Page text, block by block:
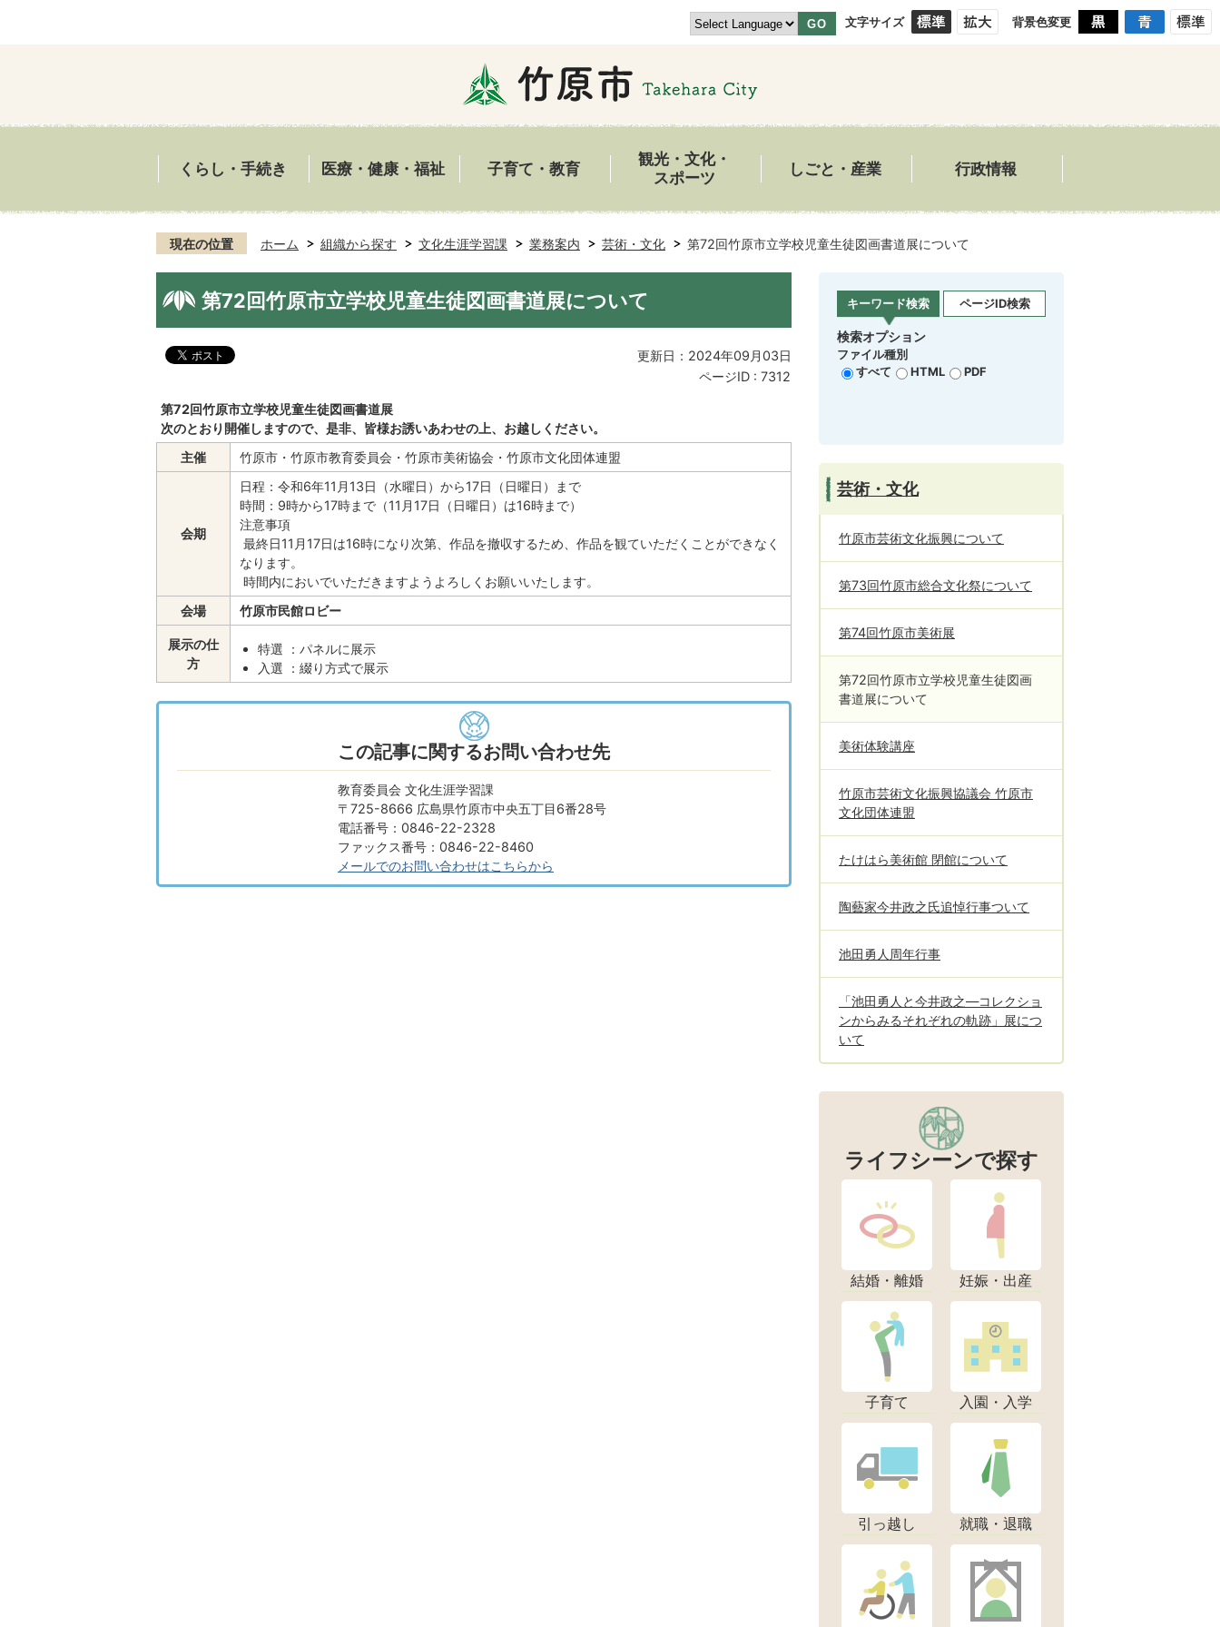
GO 文字サイズ 背景色変更
くらし・手続き 医療・健康・福祉 子育て・教育
観光・文化・
スポーツ
しごと・産業 行政情報
現在の位置 ホーム 組織から探す 文化生涯学習課 業務案内 芸術・文化 第72回竹原市立学校児童生徒図画書道展について
第72回竹原市立学校児童生徒図画書道展について
更新日：2024年09月03日
ページID : 7312
第72回竹原市立学校児童生徒図画書道展
次のとおり開催しますので、是非、皆様お誘いあわせの上、お越しください。
主催
竹原市・竹原市教育委員会・竹原市美術協会・竹原市文化団体連盟
会期
日程：令和6年11月13日（水曜日）から17日（日曜日）まで
時間：9時から17時まで（11月17日（日曜日）は16時まで）
注意事項
最終日11月17日は16時になり次第、作品を撤収するため、作品を観ていただくことができなく
なります。
時間内においでいただきますようよろしくお願いいたします。
会場
竹原市民館ロビー
展示の仕
方
特選 ：パネルに展示
入選 ：綴り方式で展示
この記事に関するお問い合わせ先
教育委員会 文化生涯学習課
〒725-8666 広島県竹原市中央五丁目6番28号
電話番号：0846-22-2328
ファックス番号：0846-22-8460
メールでのお問い合わせはこちらから
キーワード検索 ページID検索
検索オプション
ファイル種別
すべて
HTML PDF
芸術・文化
竹原市芸術文化振興について
第73回竹原市総合文化祭について
第74回竹原市美術展
第72回竹原市立学校児童生徒図画
書道展について
美術体験講座
竹原市芸術文化振興協議会 竹原市
文化団体連盟
たけはら美術館 閉館について
陶藝家今井政之氏追悼行事ついて
池田勇人周年行事
「池田勇人と今井政之―コレクショ
ンからみるそれぞれの軌跡」展につ
いて
ライフシーンで探す
結婚・離婚 妊娠・出産
子育て 入園・入学
引っ越し 就職・退職